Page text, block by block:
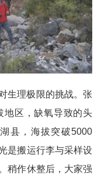
生理极限的挑战。张
地区，缺氧导致的头
县，海拔突破5000
是搬运行李与采样设
稍作休整后，大家强